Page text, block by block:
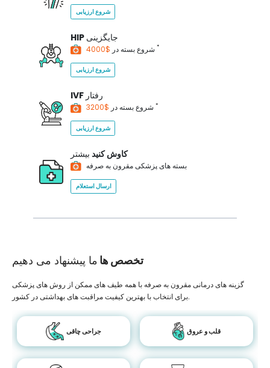
شروع ارزیابی
HIP جایگزینی
شروع بسته در *
شروع ارزیابی
IVF رفتار
شروع بسته در *
شروع ارزیابی
کاوش کنید بیشتر
بسته های پزشکی مقرون به صرفه
ارسال استعلام
تخصص ها ما پیشنهاد می دهیم
گزینه های درمانی مقرون به صرفه با همه طیف های ممکن از روش های پزشکی
برای انتخاب با بهترین کیفیت مراقبت های بهداشتی در کشور.
جراحی چاقی قلب و عروق